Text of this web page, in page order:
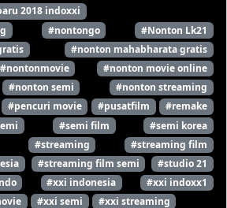
2018 indoxxi
#nontongo
#Nonton Lk21
#nonton mahabharata gratis
#nontonmovie
#nonton movie online
#nonton semi
#nonton streaming
#pencuri movie #pusatfilm
#remake
#semi film
#semi korea
#streaming
#streaming film
#streaming film semi
#studio 21
#xxi indonesia
#xxi indoxx1
#xxi semi #xxi streaming